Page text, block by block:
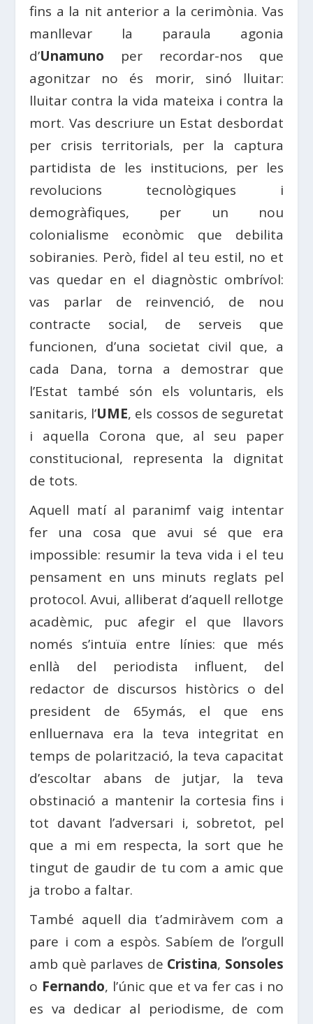
fins a la nit anterior a la cerimònia. Vas
manllevar la paraula agonia
d’Unamuno per recordar-nos que
agonitzar no és morir, sinó lluitar:
lluitar contra la vida mateixa i contra la
mort. Vas descriure un Estat desbordat
per crisis territorials, per la captura
partidista de les institucions, per les
revolucions tecnològiques i
demogràfiques, per un nou
colonialisme econòmic que debilita
sobiranies. Però, fidel al teu estil, no et
vas quedar en el diagnòstic ombrívol:
vas parlar de reinvenció, de nou
contracte social, de serveis que
funcionen, d’una societat civil que, a
cada Dana, torna a demostrar que
l’Estat també són els voluntaris, els
sanitaris, l’UME, els cossos de seguretat
i aquella Corona que, al seu paper
constitucional, representa la dignitat
de tots.
Aquell matí al paranimf vaig intentar
fer una cosa que avui sé que era
impossible: resumir la teva vida i el teu
pensament en uns minuts reglats pel
protocol. Avui, alliberat d’aquell rellotge
acadèmic, puc afegir el que llavors
només s’intuïa entre línies: que més
enllà del periodista influent, del
redactor de discursos històrics o del
president de 65ymás, el que ens
enlluernava era la teva integritat en
temps de polarització, la teva capacitat
d’escoltar abans de jutjar, la teva
obstinació a mantenir la cortesia fins i
tot davant l’adversari i, sobretot, pel
que a mi em respecta, la sort que he
tingut de gaudir de tu com a amic que
ja trobo a faltar.
També aquell dia t’admiràvem com a
pare i com a espòs. Sabíem de l’orgull
amb què parlaves de Cristina, Sonsoles
o Fernando, l’únic que et va fer cas i no
es va dedicar al periodisme, de com